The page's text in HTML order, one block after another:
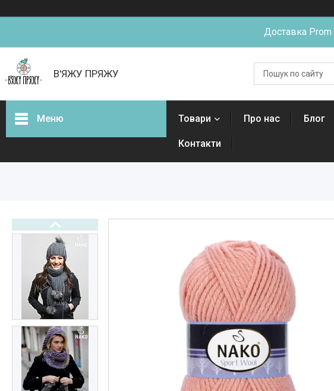
Доставка Prom
В'ЯЖУ ПРЯЖУ
Меню Товари Про нас Блог
Контакти